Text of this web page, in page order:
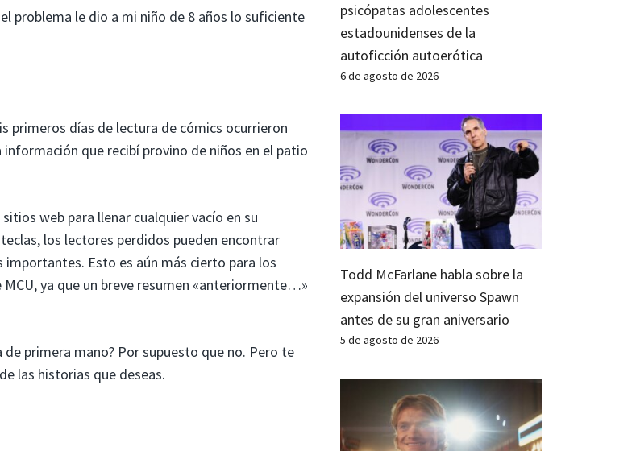
problema le dio a mi niño de 8 años lo suficiente
primeros días de lectura de cómics ocurrieron
que recibí provino de niños en el patio
web para llenar cualquier vacío en su
los lectores perdidos pueden encontrar
Esto es aún más cierto para los
ya que un breve resumen «anteriormente…»
primera mano? Por supuesto que no. Pero te
las historias que deseas.
psicópatas adolescentes
estadounidenses de la
autoficción autoerótica
6 de agosto de 2026
Todd McFarlane habla sobre la
expansión del universo Spawn
antes de su gran aniversario
5 de agosto de 2026